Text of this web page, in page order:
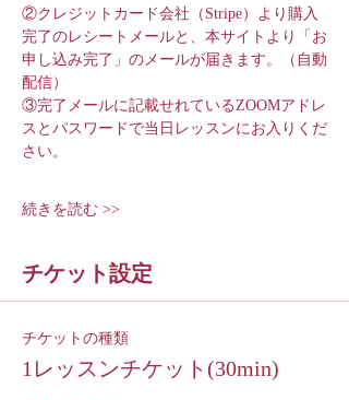
②クレジットカード会社（Stripe）より購入
完了のレシートメールと、本サイトより「お
申し込み完了」のメールが届きます。（自動
配信）
③完了メールに記載せれているZOOMアドレ
スとパスワードで当日レッスンにお入りくだ
さい。
続きを読む >>
チケット設定
チケットの種類
1レッスンチケット(30min)